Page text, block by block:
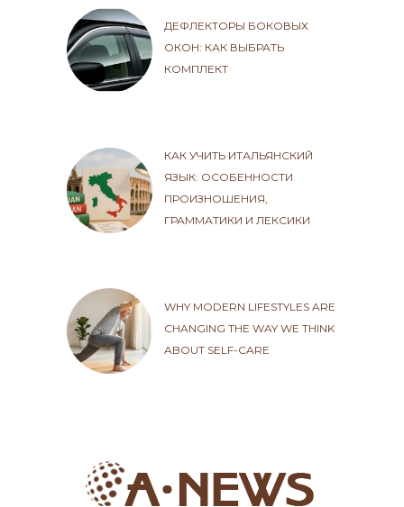
ДЕФЛЕКТОРЫ БОКОВЫХ
ОКОН: КАК ВЫБРАТЬ
КОМПЛЕКТ
КАК УЧИТЬ ИТАЛЬЯНСКИЙ
ЯЗЫК: ОСОБЕННОСТИ
ПРОИЗНОШЕНИЯ,
ГРАММАТИКИ И ЛЕКСИКИ
WHY MODERN LIFESTYLES ARE
CHANGING THE WAY WE THINK
ABOUT SELF-CARE